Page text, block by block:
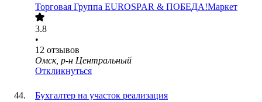
Торговая Группа EUROSPAR & ПОБЕДА!Маркет
3.8
•
12 отзывов
Омск, р-н Центральный
Откликнуться
Бухгалтер на участок реализация